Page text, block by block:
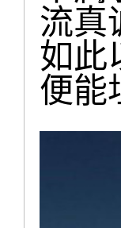
流真
如此
便能